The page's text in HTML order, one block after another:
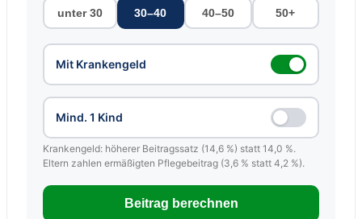
unter 30 30–40 40–50 50+
Mit Krankengeld
Mind. 1 Kind
Krankengeld: höherer Beitragssatz (14,6 %) statt 14,0 %.
Eltern zahlen ermäßigten Pflegebeitrag (3,6 % statt 4,2 %).
Beitrag berechnen